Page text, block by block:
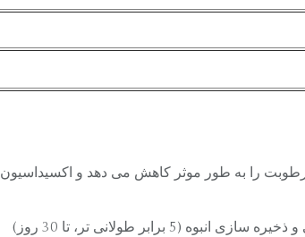
را به طور موثر کاهش می دهد و اکسیداسیون
برابر طولانی تر، تا 30 روز)